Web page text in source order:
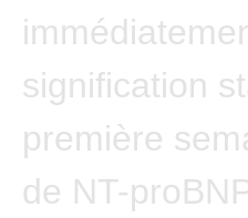
signification
première
de NT-